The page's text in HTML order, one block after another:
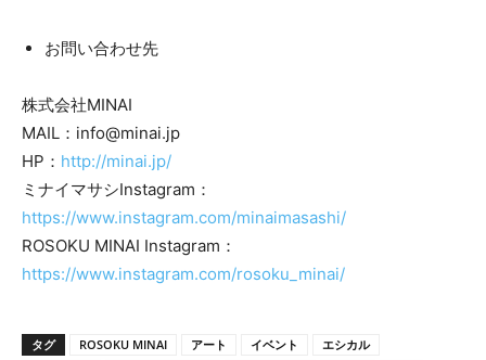
お問い合わせ先
株式会社MINAI
MAIL：info@minai.jp
HP： http://minai.jp/
ミナイマサシInstagram：
https://www.instagram.com/minaimasashi/
ROSOKU MINAI Instagram：
https://www.instagram.com/rosoku_minai/
タグ ROSOKU MINAI アート イベント
エシカル